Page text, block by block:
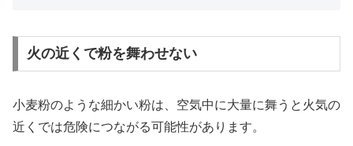
火の近くで粉を舞わせない
小麦粉のような細かい粉は、空気中に大量に舞うと火気の
近くでは危険につながる可能性があります。